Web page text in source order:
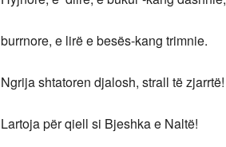
burrnore, e lirë e besës-kang trimnie.
Ngrija shtatoren djalosh, strall të zjarrtë!
Lartoja për qiell si Bjeshka e Naltë!